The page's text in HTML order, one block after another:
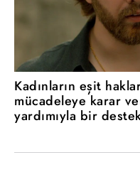
Kadınların eşit
mücadeleye karar
yardımıyla bir